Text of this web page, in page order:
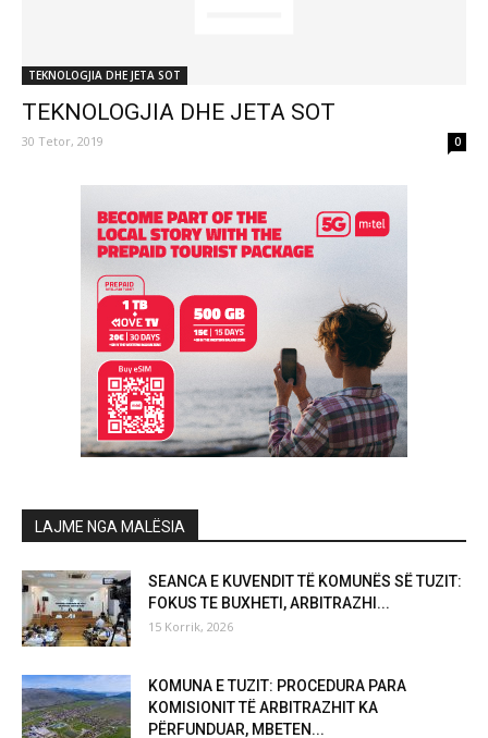
TEKNOLOGJIA DHE JETA SOT
TEKNOLOGJIA DHE JETA SOT
30 Tetor, 2019 0
LAJME NGA MALËSIA
SEANCA E KUVENDIT TË KOMUNËS SË TUZIT:
FOKUS TE BUXHETI, ARBITRAZHI...
15 Korrik, 2026
KOMUNA E TUZIT: PROCEDURA PARA
KOMISIONIT TË ARBITRAZHIT KA
PËRFUNDUAR, MBETEN...